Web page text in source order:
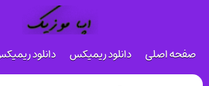
صفحه اصلی دانلود ریمیکس دانلود